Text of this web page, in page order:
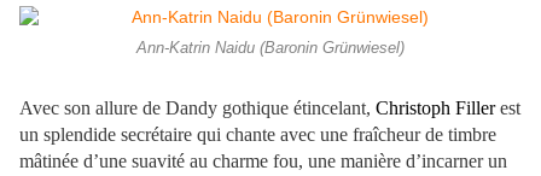
Ann-Katrin Naidu (Baronin Grünwiesel)
Avec son allure de Dandy gothique étincelant, Christoph Fillerest
un splendide secrétaire qui chante avec une fraîcheur de timbre
mâtinée d’une suavité au charme fou, une manière d’incarner un